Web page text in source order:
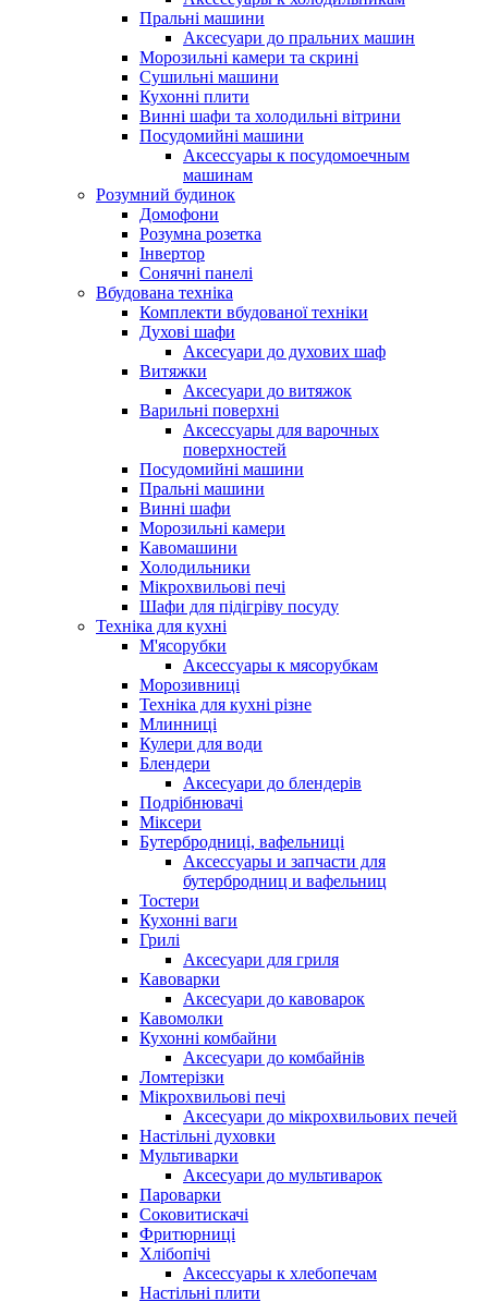
Пральні машини
Аксесуари до пральних машин
Морозильні камери та скрині
Сушильні машини
Кухонні плити
Винні шафи та холодильні вітрини
Посудомийні машини
Аксессуары к посудомоечным
машинам
Розумний будинок
Домофони
Розумна розетка
Інвертор
Сонячні панелі
Вбудована техніка
Комплекти вбудованої техніки
Духові шафи
Аксесуари до духових шаф
Витяжки
Аксесуари до витяжок
Варильні поверхні
Аксессуары для варочных
поверхностей
Посудомийні машини
Пральні машини
Винні шафи
Морозильні камери
Кавомашини
Холодильники
Мікрохвильові печі
Шафи для підігріву посуду
Техніка для кухні
М'ясорубки
Аксессуары к мясорубкам
Морозивниці
Техніка для кухні різне
Млинниці
Кулери для води
Блендери
Аксесуари до блендерів
Подрібнювачі
Міксери
Бутербродниці, вафельниці
Аксессуары и запчасти для
бутербродниц и вафельниц
Тостери
Кухонні ваги
Грилі
Аксесуари для гриля
Кавоварки
Аксесуари до кавоварок
Кавомолки
Кухонні комбайни
Аксесуари до комбайнів
Ломтерізки
Мікрохвильові печі
Аксесуари до мікрохвильових печей
Настільні духовки
Мультиварки
Аксесуари до мультиварок
Пароварки
Соковитискачі
Фритюрниці
Хлібопічі
Аксессуары к хлебопечам
Настільні плити